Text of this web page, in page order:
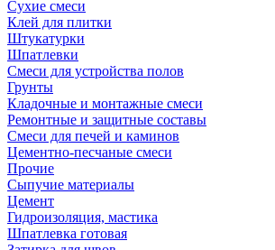
Сухие смеси
Клей для плитки
Штукатурки
Шпатлевки
Смеси для устройства полов
Грунты
Кладочные и монтажные смеси
Ремонтные и защитные составы
Смеси для печей и каминов
Цементно-песчаные смеси
Прочие
Сыпучие материалы
Цемент
Гидроизоляция, мастика
Шпатлевка готовая